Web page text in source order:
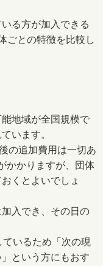
る方が加入できる
ごとの特徴を比較し
地域が全国規模で
います。
の追加費用は一切あ
かかりますが、団体
くとよいでしょ
入でき、その日の
いるため「次の現
という方にもおす